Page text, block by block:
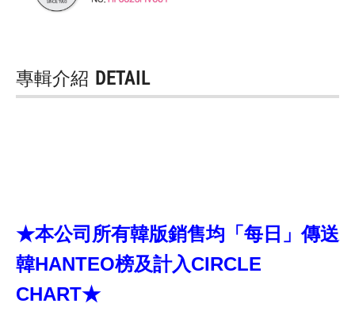
專輯介紹 DETAIL
★本公司所有韓版銷售均「每日」傳送
韓HANTEO榜及計入CIRCLE
CHART★